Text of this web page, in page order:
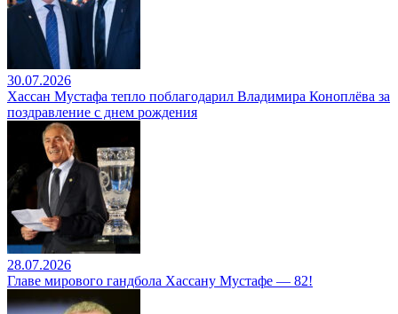
30.07.2026
Хассан Мустафа тепло поблагодарил Владимира Коноплёва за
поздравление с днем рождения
28.07.2026
Главе мирового гандбола Хассану Мустафе — 82!